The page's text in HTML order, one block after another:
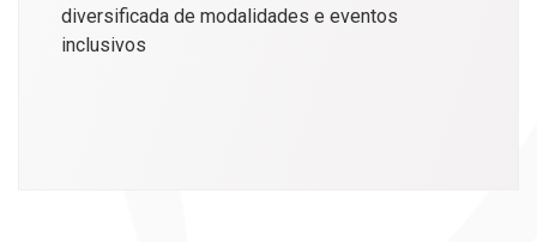
diversificada de modalidades e eventos
inclusivos